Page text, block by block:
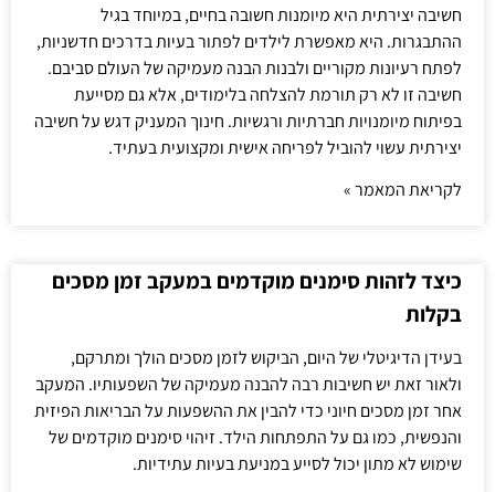
חשיבה יצירתית היא מיומנות חשובה בחיים, במיוחד בגיל
ההתבגרות. היא מאפשרת לילדים לפתור בעיות בדרכים חדשניות,
לפתח רעיונות מקוריים ולבנות הבנה מעמיקה של העולם סביבם.
חשיבה זו לא רק תורמת להצלחה בלימודים, אלא גם מסייעת
בפיתוח מיומנויות חברתיות ורגשיות. חינוך המעניק דגש על חשיבה
יצירתית עשוי להוביל לפריחה אישית ומקצועית בעתיד.
לקריאת המאמר »
כיצד לזהות סימנים מוקדמים במעקב זמן מסכים
בקלות
בעידן הדיגיטלי של היום, הביקוש לזמן מסכים הולך ומתרקם,
ולאור זאת יש חשיבות רבה להבנה מעמיקה של השפעותיו. המעקב
אחר זמן מסכים חיוני כדי להבין את ההשפעות על הבריאות הפיזית
והנפשית, כמו גם על התפתחות הילד. זיהוי סימנים מוקדמים של
שימוש לא מתון יכול לסייע במניעת בעיות עתידיות.